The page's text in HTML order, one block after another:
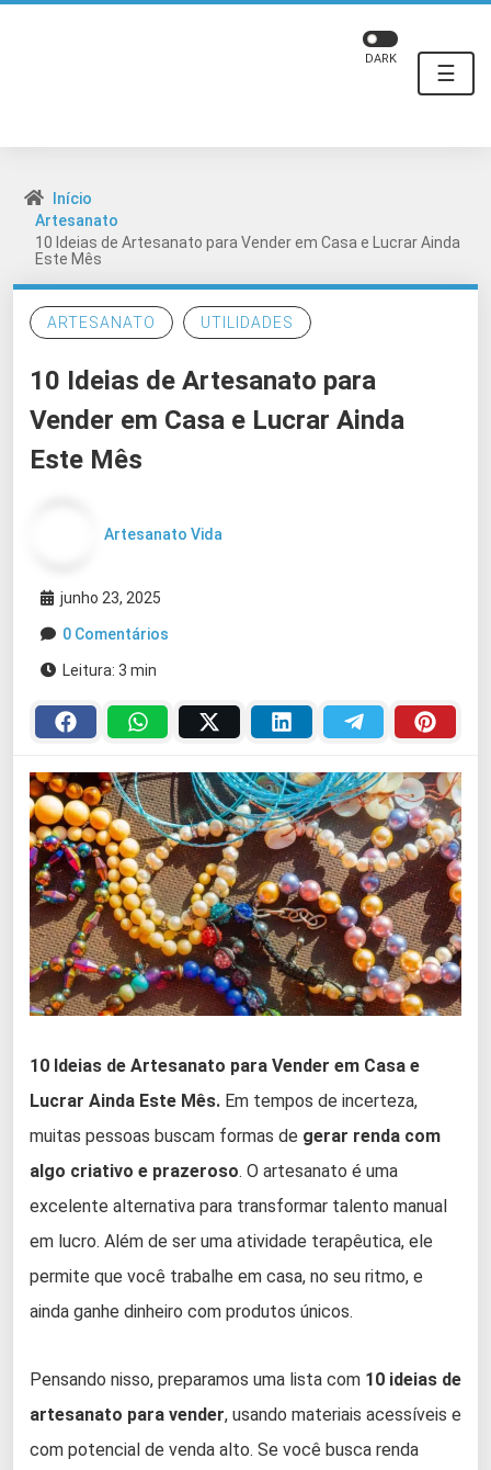
☰
DARK
Início
Artesanato
10 Ideias de Artesanato para Vender em Casa e Lucrar Ainda
Este Mês
ARTESANATO UTILIDADES
10 Ideias de Artesanato para
Vender em Casa e Lucrar Ainda
Este Mês
Artesanato Vida
junho 23, 2025
0 Comentários
Leitura: 3 min
10 Ideias de Artesanato para Vender em Casa e
Lucrar Ainda Este Mês. Em tempos de incerteza,
muitas pessoas buscam formas de gerar renda com
algo criativo e prazeroso. O artesanato é uma
excelente alternativa para transformar talento manual
em lucro. Além de ser uma atividade terapêutica, ele
permite que você trabalhe em casa, no seu ritmo, e
ainda ganhe dinheiro com produtos únicos.
Pensando nisso, preparamos uma lista com 10 ideias de
artesanato para vender, usando materiais acessíveis e
com potencial de venda alto. Se você busca renda